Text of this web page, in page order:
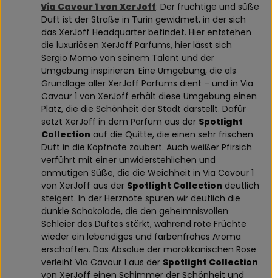
· Via Cavour 1 von XerJoff: Der fruchtige und süße
Duft ist der Straße in Turin gewidmet, in der sich
das XerJoff Headquarter befindet. Hier entstehen
die luxuriösen XerJoff Parfums, hier lässt sich
Sergio Momo von seinem Talent und der
Umgebung inspirieren. Eine Umgebung, die als
Grundlage aller XerJoff Parfums dient – und in Via
Cavour 1 von XerJoff erhält diese Umgebung einen
Platz, die die Schönheit der Stadt darstellt. Dafür
setzt XerJoff in dem Parfum aus der Spotlight
Collection auf die Quitte, die einen sehr frischen
Duft in die Kopfnote zaubert. Auch weißer Pfirsich
verführt mit einer unwiderstehlichen und
anmutigen Süße, die die Weichheit in Via Cavour 1
von XerJoff aus der Spotlight Collection deutlich
steigert. In der Herznote spüren wir deutlich die
dunkle Schokolade, die den geheimnisvollen
Schleier des Duftes stärkt, während rote Früchte
wieder ein lebendiges und farbenfrohes Aroma
erschaffen. Das Absolue der marokkanischen Rose
verleiht Via Cavour 1 aus der Spotlight Collection
von XerJoff einen Schimmer der Schönheit und